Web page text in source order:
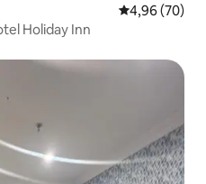
4,96 de uma
4,96 (70)
Holiday Inn